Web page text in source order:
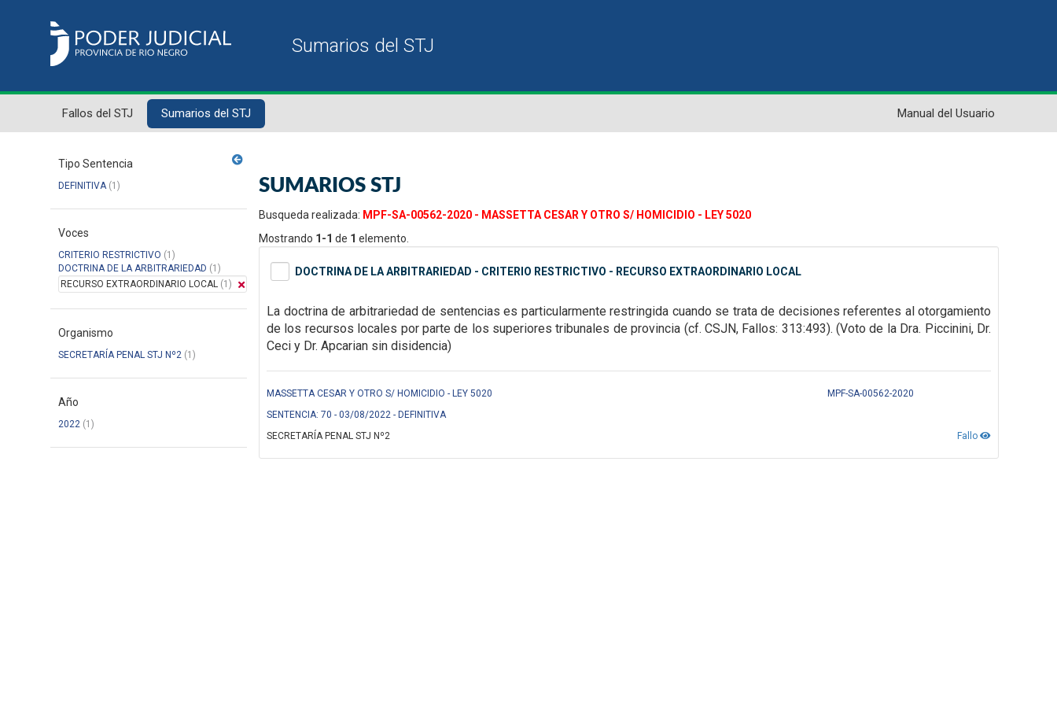
Fallos del STJ Sumarios del STJ Manual del Usuario
Tipo Sentencia
DEFINITIVA(1)
Voces
CRITERIO RESTRICTIVO (1)
DOCTRINA DE LA ARBITRARIEDAD (1)
RECURSO EXTRAORDINARIO LOCAL (1)
Organismo
SECRETARÍA PENAL STJ Nº2 (1)
Año
2022 (1)
SUMARIOS STJ
Busqueda realizada: MPF-SA-00562-2020 - MASSETTA CESAR Y OTRO S/ HOMICIDIO - LEY 5020
Mostrando 1-1 de 1 elemento.
DOCTRINA DE LA ARBITRARIEDAD - CRITERIO RESTRICTIVO - RECURSO EXTRAORDINARIO LOCAL
La doctrina de arbitrariedad de sentencias es particularmente restringida cuando se trata de decisiones referentes al otorgamiento
de los recursos locales por parte de los superiores tribunales de provincia (cf. CSJN, Fallos: 313:493). (Voto de la Dra. Piccinini, Dr.
Ceci y Dr. Apcarian sin disidencia)
MASSETTA CESAR Y OTRO S/ HOMICIDIO - LEY 5020
MPF-SA-00562-2020
SENTENCIA: 70 - 03/08/2022 - DEFINITIVA
Fallo
SECRETARÍA PENAL STJ Nº2